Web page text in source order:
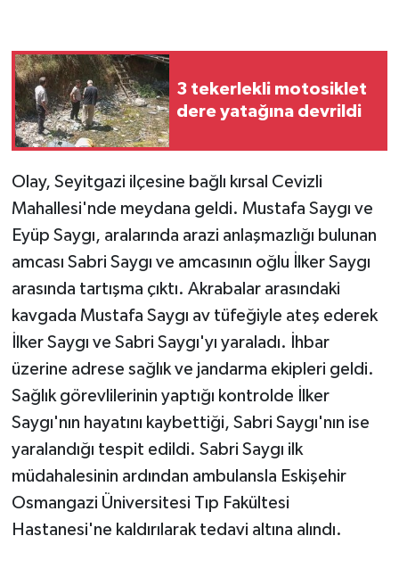
3 tekerlekli motosiklet
dere yatağına devrildi
Olay, Seyitgazi ilçesine bağlı kırsal Cevizli
Mahallesi'nde meydana geldi. Mustafa Saygı ve
Eyüp Saygı, aralarında arazi anlaşmazlığı bulunan
amcası Sabri Saygı ve amcasının oğlu İlker Saygı
arasında tartışma çıktı. Akrabalar arasındaki
kavgada Mustafa Saygı av tüfeğiyle ateş ederek
İlker Saygı ve Sabri Saygı'yı yaraladı. İhbar
üzerine adrese sağlık ve jandarma ekipleri geldi.
Sağlık görevlilerinin yaptığı kontrolde İlker
Saygı'nın hayatını kaybettiği, Sabri Saygı'nın ise
yaralandığı tespit edildi. Sabri Saygı ilk
müdahalesinin ardından ambulansla Eskişehir
Osmangazi Üniversitesi Tıp Fakültesi
Hastanesi'ne kaldırılarak tedavi altına alındı.
Siyaset
Sokak Hayvanlarını Sahiplendirme
Spor
Vasıta
Yaşam